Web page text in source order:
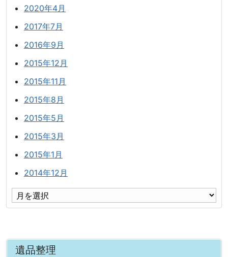
2020年4月
2017年7月
2016年9月
2015年12月
2015年11月
2015年8月
2015年5月
2015年3月
2015年1月
2014年12月
遺品整理